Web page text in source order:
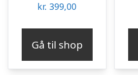
kr. 399,00
Gå til shop